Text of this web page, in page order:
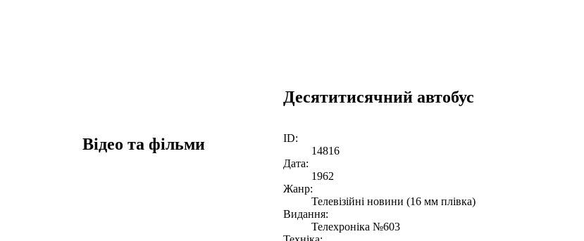
Десятитисячний автобус
Відео та фільми
ID:
14816
Дата:
1962
Жанр:
Телевізійні новини (16 мм плівка)
Видання:
Телехроніка №603